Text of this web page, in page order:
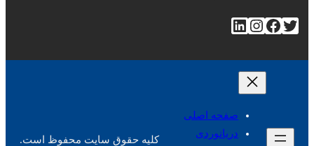
توییتر فیس‌بوکاینستاگرم لینکداین
صفحه اصلی
دریانوردی
کلیه حقوق سایت محفوظ است.